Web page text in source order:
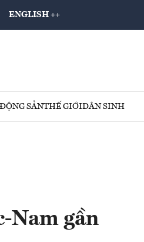
ENGLISH ++
SẢNTHẾ GIỚIDÂN SINH
Nam gần